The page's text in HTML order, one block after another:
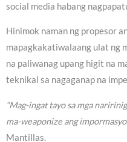
social media habang
Hinimok naman ng propesor
mapagkakatiwalaang ulat ng
na paliwanag upang higit na
teknikal sa nagaganap na
“Mag-ingat tayo sa mga
ma-weaponize ang
Mantillas.